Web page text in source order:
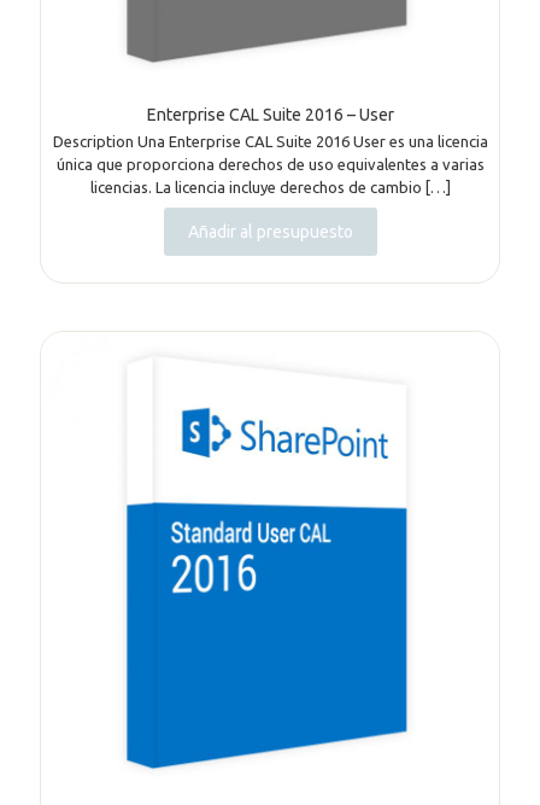
Enterprise CAL Suite 2016 – User
Description Una Enterprise CAL Suite 2016 User es una licencia
única que proporciona derechos de uso equivalentes a varias
licencias. La licencia incluye derechos de cambio […]
Añadir al presupuesto